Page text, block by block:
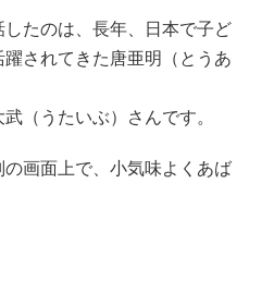
たのは、長年、日本で子ど
されてきた唐亜明（とうあ
（うたいぶ）さんです。
画面上で、小気味よくあば